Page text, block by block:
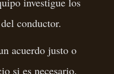
conductor.
acuerdo justo o
si es necesario.